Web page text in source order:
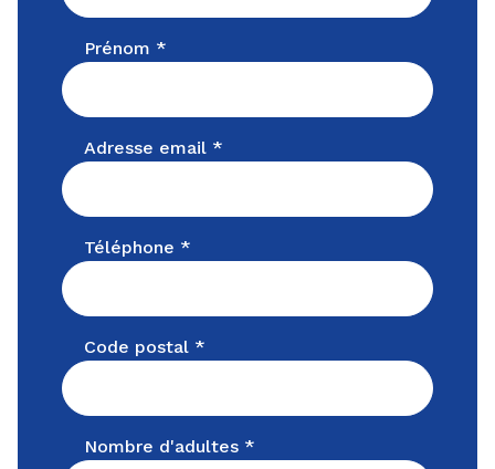
Prénom *
Adresse email *
Téléphone *
Code postal *
Nombre d'adultes *